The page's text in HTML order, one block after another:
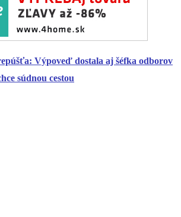
Výpoveď dostala aj šéfka odborov
súdnou cestou